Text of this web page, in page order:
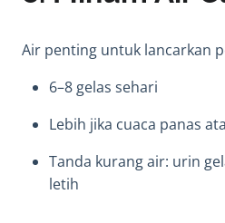
Air penting untuk lancarkan
6–8 gelas sehari
Lebih jika cuaca panas
Tanda kurang air: urin
letih